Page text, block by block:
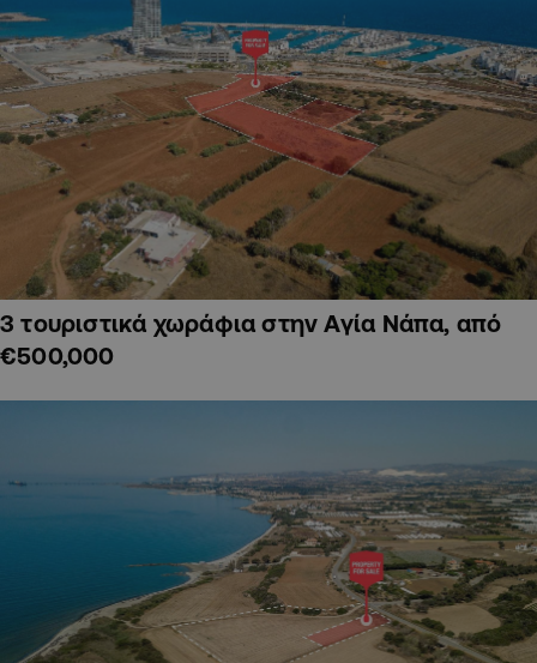
3 τουριστικά χωράφια στην Αγία Νάπα, από
€500,000